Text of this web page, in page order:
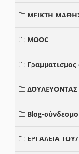
ΜΕΙΚΤΗ
MOOC
ΔΟΥΛΕΥΟΝΤΑΣ
Blog-
ΕΡΓΑΛΕΙΑ